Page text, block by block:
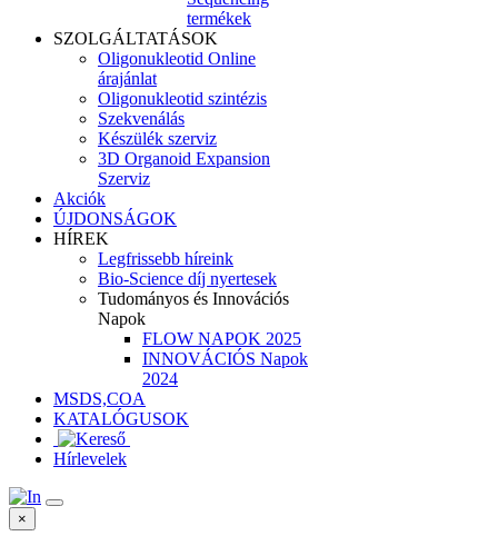
termékek
SZOLGÁLTATÁSOK
Oligonukleotid Online
árajánlat
Oligonukleotid szintézis
Szekvenálás
Készülék szerviz
3D Organoid Expansion
Szerviz
Akciók
ÚJDONSÁGOK
HÍREK
Legfrissebb híreink
Bio-Science díj nyertesek
Tudományos és Innovációs
Napok
FLOW NAPOK 2025
INNOVÁCIÓS Napok
2024
MSDS,COA
KATALÓGUSOK
Hírlevelek
×